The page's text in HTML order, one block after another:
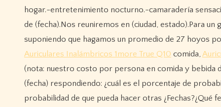
hogar.-entretenimiento nocturno.-camaradería
de (fecha).Nos reuniremos en (ciudad, estado).Para
suponiendo que hagamos un promedio de 27 hoyos
Auriculares Inalámbricos 1more True Q10 comida,
(nota: nuestro costo por persona en comida y bebida
(fecha) respondiendo: ¿cuál es el porcentaje de
probabilidad de que pueda hacer otras ¿Fechas?¿Qué